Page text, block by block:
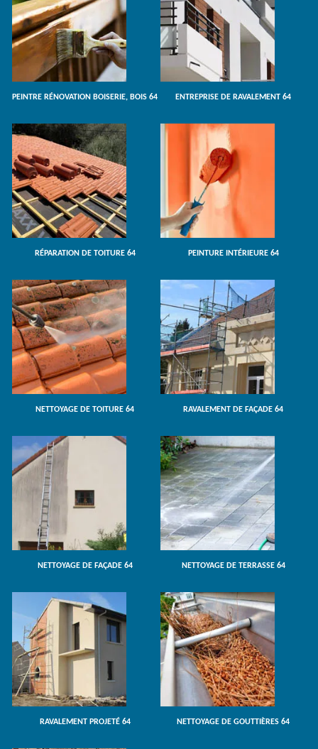
PEINTRE RÉNOVATION BOISERIE, BOIS 64 ENTREPRISE DE RAVALEMENT 64
RÉPARATION DE TOITURE 64 PEINTURE INTÉRIEURE 64
NETTOYAGE DE TOITURE 64 RAVALEMENT DE FAÇADE 64
NETTOYAGE DE FAÇADE 64 NETTOYAGE DE TERRASSE 64
RAVALEMENT PROJETÉ 64 NETTOYAGE DE GOUTTIÈRES 64